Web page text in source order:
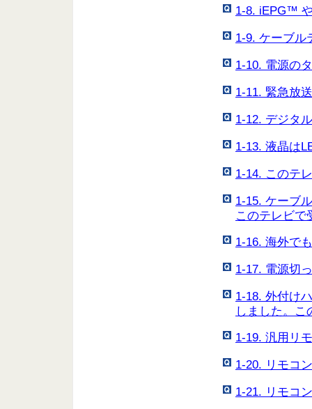
1-8. iEPG™
1-9. ケーブル
1-10. 電源の
1-11. 緊急放
1-12. デジタ
1-13. 液晶は
1-14. このテ
1-15. ケーブ
このテレビで
1-16. 海外で
1-17. 電源切
1-18. 外付け
しました。こ
1-19. 汎用リ
1-20. リモコ
1-21. リモコ